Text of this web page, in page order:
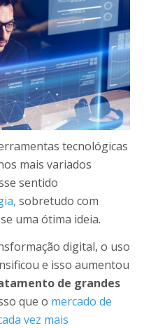
tecnológicas
mais variados
sentido
sobretudo com
uma ótima ideia.
digital, o uso
e isso aumentou
de grandes
que o mercado de
vez mais